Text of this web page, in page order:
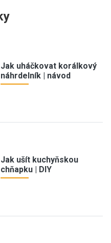
Jak uháčkovat korálkový
náhrdelník | návod
Jak ušít kuchyňskou
chňapku | DIY